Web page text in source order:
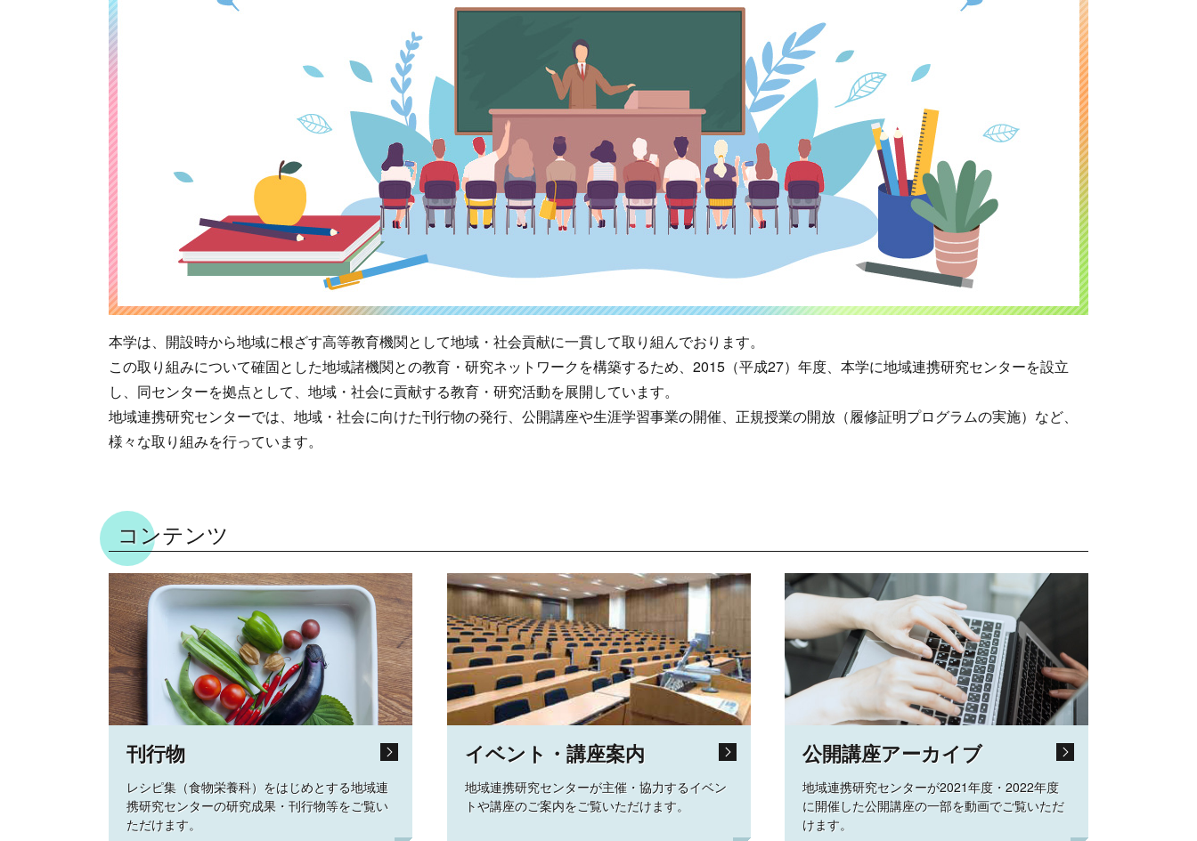
本学は、開設時から地域に根ざす高等教育機関として地域・社会貢献に一貫して取り組んでおります。
この取り組みについて確固とした地域諸機関との教育・研究ネットワークを構築するため、2015（平成27）年度、本学に地域連携研究センターを設立
し、同センターを拠点として、地域・社会に貢献する教育・研究活動を展開しています。
地域連携研究センターでは、地域・社会に向けた刊行物の発行、公開講座や生涯学習事業の開催、正規授業の開放（履修証明プログラムの実施）など、
様々な取り組みを行っています。
コンテンツ
刊行物
レシピ集（食物栄養科）をはじめとする地域連
携研究センターの研究成果・刊行物等をご覧い
ただけます。
イベント・講座案内
地域連携研究センターが主催・協力するイベン
トや講座のご案内をご覧いただけます。
公開講座アーカイブ
地域連携研究センターが2021年度・2022年度
に開催した公開講座の一部を動画でご覧いただ
けます。